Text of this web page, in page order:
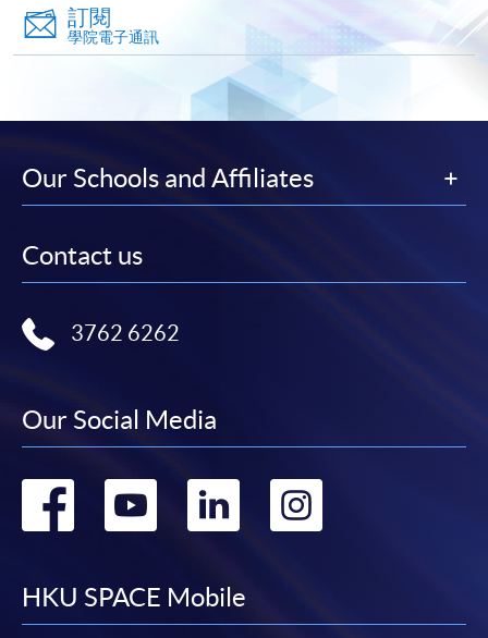
讀學歷頒授課程設有網上服務，在學學員亦可以「微
信支付」(Online WeChat Pay) 、「支付寶」(Online
Alipay) 或 「轉數快」(FPS) 繳付學費。
後按照指示填妥網上報名表格。
某些課程須甄選入學，並要求申請人上載課程網頁
申請人可使用以下方式繳交報名費或課程費用:
定繳費靈網上密碼。有關如何申請繳費靈戶口及密
碼，請瀏覽繳費靈網址http://www.ppshk.com 。
訂閱
學院電子通訊
Our Schools and Affiliates
Contact us
3762 6262
Our Social Media
Go
facebook
Go
youtube
Go
linkedin
Go
HKU SPACE Mobile